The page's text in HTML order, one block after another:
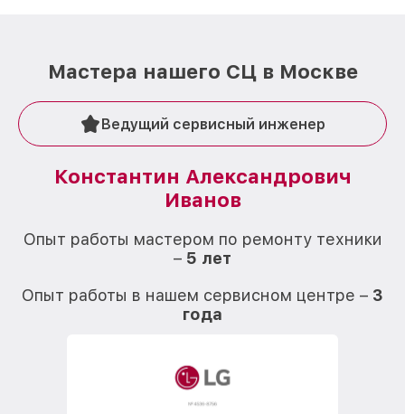
Мастера нашего СЦ в Москве
Ведущий сервисный инженер
Константин Александрович
Иванов
Опыт работы мастером по ремонту техники
– 5 лет
Опыт работы в нашем сервисном центре – 3
года